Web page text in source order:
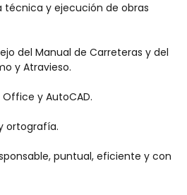
técnica y ejecución de obras
del Manual de Carreteras y del
y Atravieso.
y AutoCAD.
ortografía.
puntual, eficiente y con